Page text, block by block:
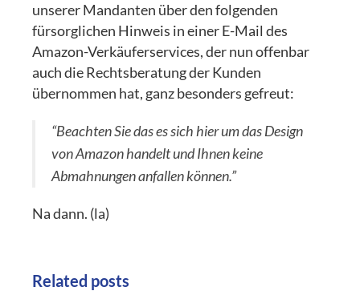
unserer Mandanten über den folgenden
fürsorglichen Hinweis in einer E-Mail des
Amazon-Verkäuferservices, der nun offenbar
auch die Rechtsberatung der Kunden
übernommen hat, ganz besonders gefreut:
“Beachten Sie das es sich hier um das Design
von Amazon handelt und Ihnen keine
Abmahnungen anfallen können.”
Na dann. (la)
Related posts